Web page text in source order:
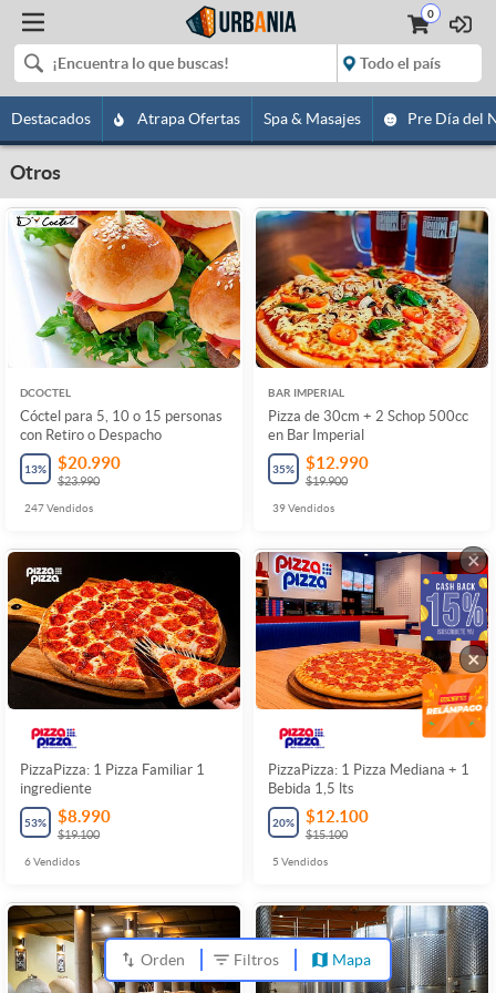
0
Destacados Atrapa Ofertas Spa & Masajes Pre Día del
Otros
DCOCTEL
Cóctel para 5, 10 o 15 personas
con Retiro o Despacho
13% $20.990
$23.990
247Vendidos
BAR IMPERIAL
Pizza de 30cm + 2 Schop 500cc
en Bar Imperial
35% $12.990
$19.900
39Vendidos
PizzaPizza: 1 Pizza Familiar 1
ingrediente
53% $8.990
$19.100
6Vendidos
PizzaPizza: 1 Pizza Mediana + 1
Bebida 1,5 lts
20% $12.100
$15.100
5 Vendidos
Orden Filtros Mapa
×
×